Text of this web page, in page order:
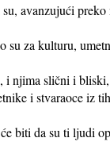
avanzujući
su za kulturu,
i njima slični i
i stvaraoce iz
biti da su ti ljudi